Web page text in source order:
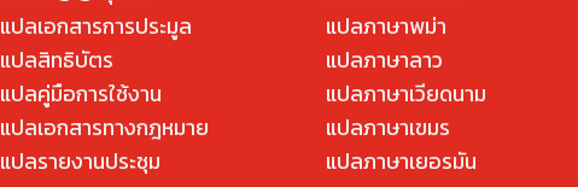
แปลเอกสารการประมูล
แปลสิทธิบัตร
แปลคู่มือการใช้งาน
แปลเอกสารทางกฎหมาย
แปลรายงานประชุม
แปลภาษาพม่า
แปลภาษาลาว
แปลภาษาเวียดนาม
แปลภาษาเขมร
แปลภาษาเยอรมัน